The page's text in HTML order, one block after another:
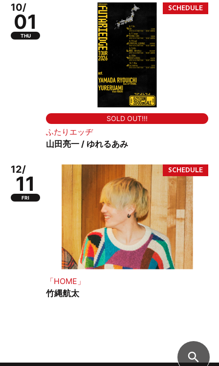
10/
01
THU
SOLD OUT!!!
ふたりエッヂ
山田亮一 / ゆれるあみ
12/
11
FRI
「HOME」
竹縄航太
search